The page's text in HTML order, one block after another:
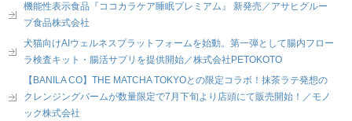
機能性表示食品『ココカラケア睡眠プレミアム』 新発売／アサヒグルー
プ食品株式会社
犬猫向けAIウェルネスプラットフォームを始動。第一弾として腸内フロー
ラ検査キット・腸活サプリを提供開始／株式会社PETOKOTO
【BANILA CO】THE MATCHA TOKYOとの限定コラボ！抹茶ラテ発想の
クレンジングバームが数量限定で7月下旬より店頭にて販売開始！／モノ
ック株式会社